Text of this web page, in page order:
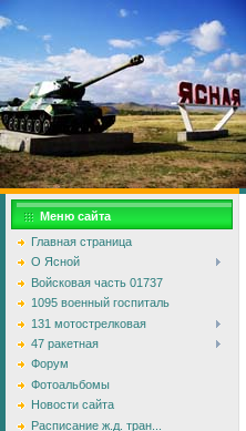
Меню сайта
Главная страница
О Ясной
Войсковая часть 01737
1095 военный госпиталь
131 мотострелковая
47 ракетная
Форум
Фотоальбомы
Новости сайта
Расписание ж.д. тран...